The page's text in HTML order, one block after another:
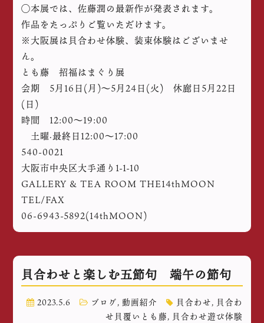
◯本展では、佐藤潤の最新作が発表されます。
作品をたっぷりご覧いただけます。
※大阪展は貝合わせ体験、装束体験はございませ
ん。
とも藤 招福はまぐり展
会期 5月16日(月)～5月24日(火) 休廊日5月22日
(日)
時間 12:00～19:00
土曜·最終日12:00～17:00
540-0021
大阪市中央区大手通り1-1-10
GALLERY & TEA ROOM THE14thMOON
TEL/FAX
06-6943-5892(14thMOON)
貝合わせと楽しむ五節句 端午の節句
2023.5.6 ブログ, 動画紹介 貝合わせ, 貝合わ
せ貝覆いとも藤, 貝合わせ遊び体験